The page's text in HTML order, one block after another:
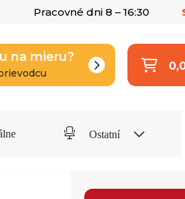
Pracovné dni 8 – 16:30
na mieru?
Ostatní